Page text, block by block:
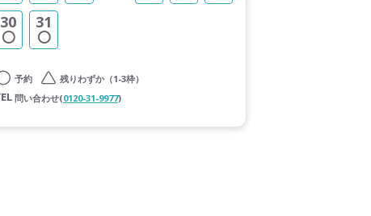
30 31
予約
残りわずか（1-3枠）
問い合わせ(0120-31-9977)